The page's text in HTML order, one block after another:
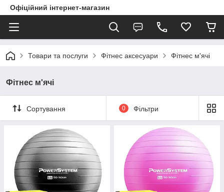
Офіційний інтернет-магазин
Товари та послуги Фітнес аксесуари Фітнес м'ячі
Фітнес м'ячі
Сортування 0 Фільтри